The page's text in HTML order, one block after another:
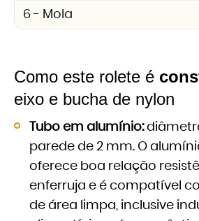
6 - Mola
Como este rolete é
eixo e bucha de nylon
Tubo em alumínio:
parede de 2 mm. O
oferece boa relação
enferruja e é compatível
de área limpa, inclusive